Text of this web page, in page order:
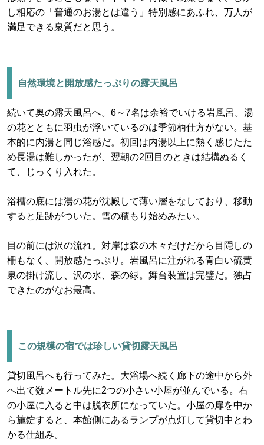
し相応の「普通のお湯とは違う」特別感にあふれ、万人が
満足できる泉質だと思う。
自然環境と開放感たっぷりの露天風呂
続いて奥の露天風呂へ。6～7名は余裕でいける岩風呂。湯
の花とともに羽虫が浮いているのは季節柄仕方がない。基
本的に内湯と同じ浴感だ。初回は内湯以上に熱く感じたた
め長湯は難しかったが、翌朝の2回目のときは結構ぬるく
て、じっくり入れた。
浴槽の底には湯の花が沈殿して薄い層をなしており、移動
すると足跡がついた。雪の積もり始めみたい。
目の前には沢の流れ。対岸は森の木々だけだから目隠しの
柵もなく、開放感たっぷり。岩風呂に注がれる青白い硫黄
泉の掛け流し、沢の水、森の緑。舞台装置は完璧だ。独占
できたのがなお最高。
この規模の宿では珍しい貸切露天風呂
貸切風呂へも行ってみた。大浴場へ続く廊下の途中から外
へ出て数メートル先に2つの小さい小屋が並んでいる。右
の小屋に入ると中は脱衣所になっていた。小屋の扉を中か
ら施錠すると、本館側にあるランプが点灯して貸切中とわ
かる仕組み。